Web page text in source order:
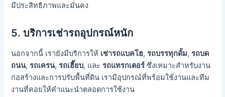
มีประสิทธิภาพและมั่นคง
5.บริการเช่ารถอุปกรณ์หนัก
นอกจากนี้ เรายังมีบริการให้ เช่ารถแบคโฮ,รถบรรทุกดั้ม,รถบด
ถนน,รถเครน,รถเฮี๊ยบ, และรถแทรกเตอร์ ซึ่งเหมาะสำหรับงาน
ก่อสร้างและการปรับพื้นที่ดิน เรามีอุปกรณ์ที่พร้อมใช้งานและทีม
งานที่คอยให้คำแนะนำตลอดการใช้งาน